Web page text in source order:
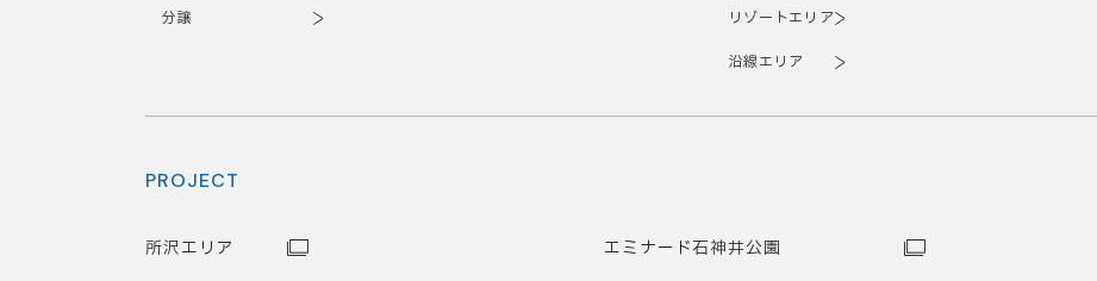
分譲 リゾートエリア
沿線エリア
PROJECT
所沢エリア エミナード石神井公園